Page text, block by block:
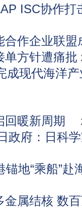
ISC协作打
合作企业联盟
单方针遭痛批
成现代海洋
回暖新周期
政府：日科
地“乘船”赴
金属结核 数